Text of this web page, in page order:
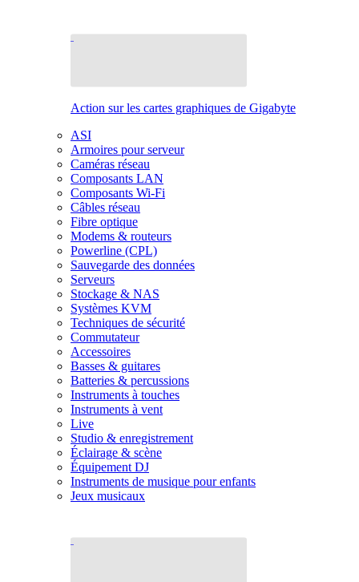
Action sur les cartes graphiques de Gigabyte
ASI
Armoires pour serveur
Caméras réseau
Composants LAN
Composants Wi-Fi
Câbles réseau
Fibre optique
Modems & routeurs
Powerline (CPL)
Sauvegarde des données
Serveurs
Stockage & NAS
Systèmes KVM
Techniques de sécurité
Commutateur
Accessoires
Basses & guitares
Batteries & percussions
Instruments à touches
Instruments à vent
Live
Studio & enregistrement
Éclairage & scène
Équipement DJ
Instruments de musique pour enfants
Jeux musicaux